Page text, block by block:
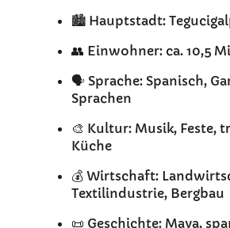
🏙️ Hauptstadt:
👥 Einwohner: ca. 10,5
🗣️ Sprache: Spanisch,
Sprachen
🎨 Kultur: Musik, Feste,
Küche
💰 Wirtschaft:
Textilindustrie, Bergbau
📜 Geschichte: Maya,